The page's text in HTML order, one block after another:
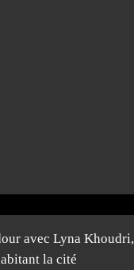
avec Lyna Khoudri,
la cité